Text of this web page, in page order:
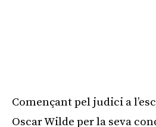
Començant pel judici a
Oscar Wilde per la seva